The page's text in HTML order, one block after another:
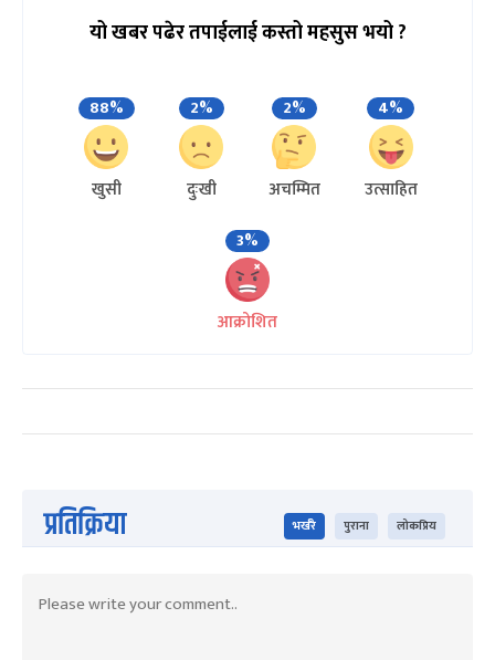
यो खबर पढेर तपाईलाई कस्तो महसुस भयो ?
88%
खुसी
2%
दुःखी
2%
अचम्मित
4%
उत्साहित
3%
आक्रोशित
प्रतिक्रिया भर्खरै पुराना लोकप्रिय